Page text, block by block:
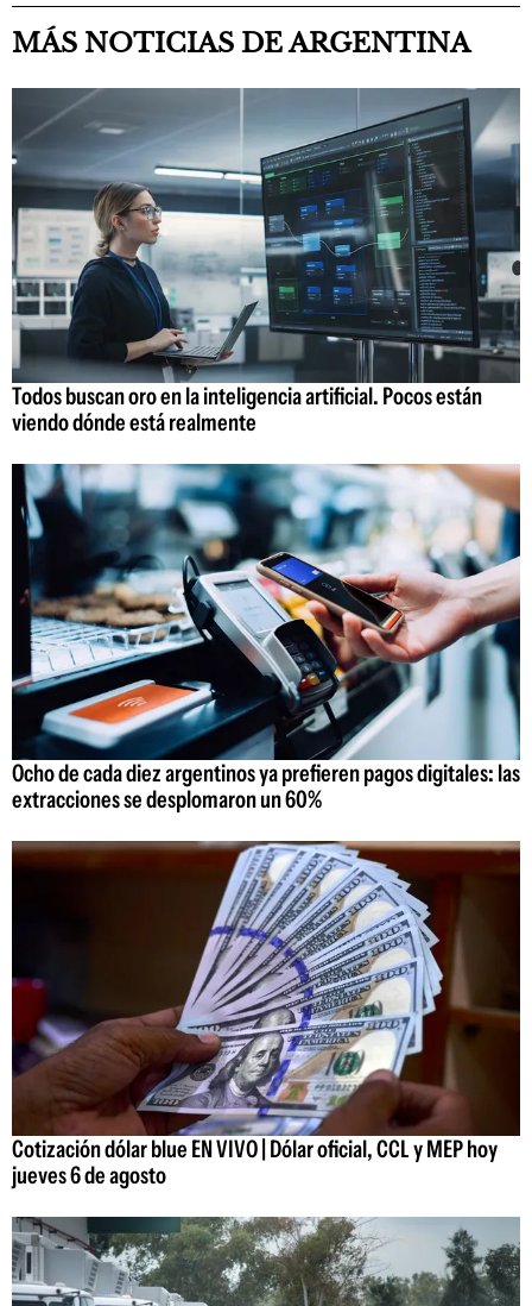
MÁS NOTICIAS DE ARGENTINA
Todos buscan oro en la inteligencia artificial. Pocos están
viendo dónde está realmente
Ocho de cada diez argentinos ya prefieren pagos digitales: las
extracciones se desplomaron un 60%
Cotización dólar blue EN VIVO | Dólar oficial, CCL y MEP hoy
jueves 6 de agosto